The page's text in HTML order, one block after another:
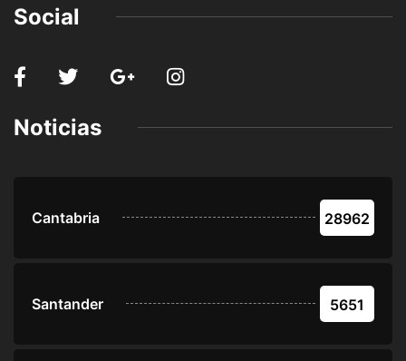
Social
Noticias
Cantabria 28962
Santander 5651